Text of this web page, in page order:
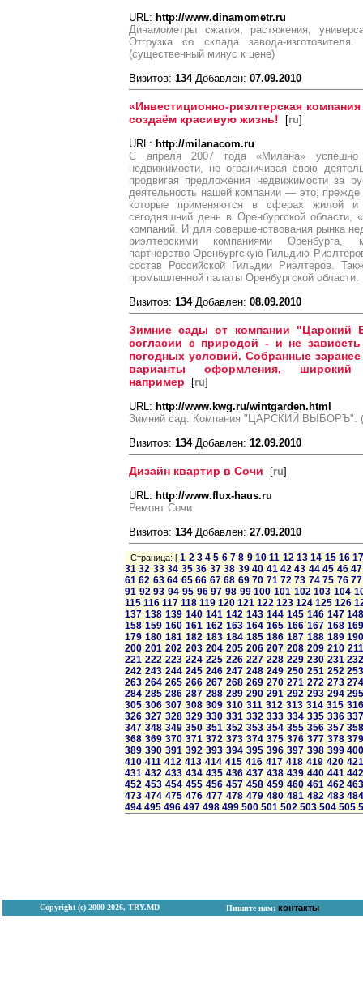
URL: http://www.dinamometr.ru
Динамометры сжатия, растяжения,
Отгрузка со склада завода-
(существенный минус к цене)
Визитов: 134Добавлен: 07.09.2010
«Инвестиционно-риэлтерская
создаём красивую жизнь! [ru]
URL: http://milanacom.ru
С апреля 2007 года «Милана»
недвижимости, не ограничивая свою
продвигая предложения недвижимости за
деятельность нашей компании — это,
которые применяются в сферах жилой и
сегодняшний день в Оренбургской
компаний. И для совершенствования рынка
риэлтерскими компаниями Оренбурга,
партнерство Оренбургскую Гильдию
состав Российской Гильдии Риэлтеров.
промышленной палаты Оренбургской области.
Визитов: 134Добавлен: 08.09.2010
Зимние сады от компании
согласии с природой - и не
погодных условий. Собранные
варианты оформления,
например [ru]
URL: http://www.kwg.ru/wintgarden.html
Зимний сад. Компания "ЦАРСКИЙ ВЫБОРЪ".
Визитов: 134Добавлен: 12.09.2010
Дизайн квартир в Сочи [ru]
URL: http://www.flux-haus.ru
Ремонт Сочи
Визитов: 134Добавлен: 27.09.2010
Страница: [1 2 3 4 5 6 7 8 9 10 11 12 13 14 15 16
31 32 33 34 35 36 37 38 39 40 41 42 43 44 45 46 47
61 62 63 64 65 66 67 68 69 70 71 72 73 74 75 76 77
91 92 93 94 95 96 97 98 99 100 101 102 103 104
115 116 117 118 119 120 121 122 123 124 125 126
137 138 139 140 141 142 143 144 145 146 147
158 159 160 161 162 163 164 165 166 167 168
179 180 181 182 183 184 185 186 187 188 189
200 201 202 203 204 205 206 207 208 209 210 211
221 222 223 224 225 226 227 228 229 230 231
242 243 244 245 246 247 248 249 250 251 252
263 264 265 266 267 268 269 270 271 272 273
284 285 286 287 288 289 290 291 292 293 294
305 306 307 308 309 310 311 312 313 314 315 316
326 327 328 329 330 331 332 333 334 335 336
347 348 349 350 351 352 353 354 355 356 357
368 369 370 371 372 373 374 375 376 377 378
389 390 391 392 393 394 395 396 397 398 399
410 411 412 413 414 415 416 417 418 419 420 421
431 432 433 434 435 436 437 438 439 440 441
452 453 454 455 456 457 458 459 460 461 462
473 474 475 476 477 478 479 480 481 482 483
494 495 496 497 498 499 500 501 502 503 504 505
Copyright (с) 2000-2026, TRY.MD Пишите нам: контакты